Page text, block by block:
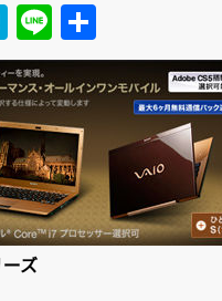
Hatena
Line
有
ズ